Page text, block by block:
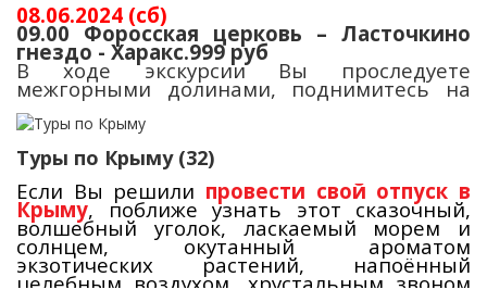
Комфортабельные автобусы вместимостью
57, 53, 49, 20 мест с кондиционером и
телевизором, профессиональные водители.
08.06.2024 (сб)
09.00 Форосская церковь – Ласточкино
гнездо - Харакс.999 руб
В ходе экскурсии Вы проследуете
межгорными долинами, поднимитесь на
один из тридцати горных крымских
перевалов – Байдарский перевал, где
увидите Байдарские ворота. Ворота
возникли как памятник завершению
строительства старой ялтинской дороги.
Затем знаменитая Форосская церковь.
Церковь Воскресения была возведена в
1892 году в византийском стиле на деньги
чайного магната Кузнецова. Построена она
в память о событиях 1888 года на станции
Борки, где потерпел крушение поезд
Туры по Крыму (32)
Если Вы решили провести свой отпуск в
Крыму, поближе узнать этот сказочный,
волшебный уголок, ласкаемый морем и
солнцем, окутанный ароматом
экзотических растений, напоённый
целебным воздухом, хрустальным звоном